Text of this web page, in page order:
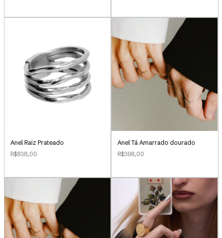
Anel Raiz Prateado
R$838,00
Anel Tá Amarrado dourado
R$398,00